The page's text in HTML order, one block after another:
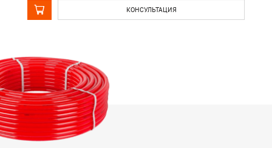
КОНСУЛЬТАЦИЯ